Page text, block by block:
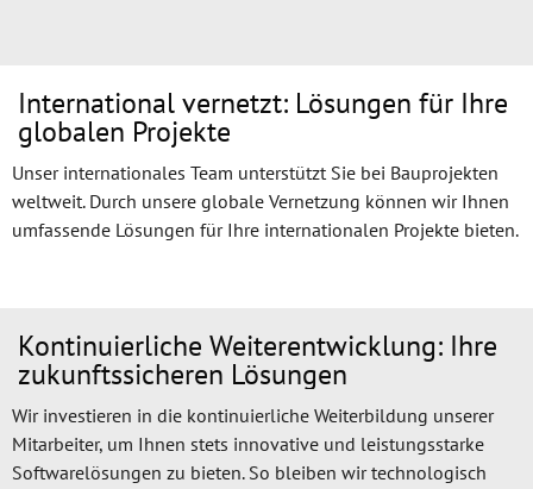
International vernetzt: Lösungen für Ihre
globalen Projekte
Unser internationales Team unterstützt Sie bei Bauprojekten
weltweit. Durch unsere globale Vernetzung können wir Ihnen
umfassende Lösungen für Ihre internationalen Projekte bieten.
Kontinuierliche Weiterentwicklung: Ihre
zukunftssicheren Lösungen
Wir investieren in die kontinuierliche Weiterbildung unserer
Mitarbeiter, um Ihnen stets innovative und leistungsstarke
Softwarelösungen zu bieten. So bleiben wir technologisch